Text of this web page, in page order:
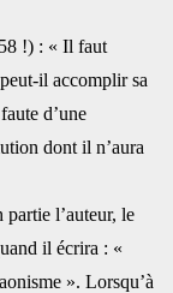
!) : « Il faut
il accomplir sa
d’une
dont il n’aura
l’auteur, le
il écrira : «
». Lorsqu’à